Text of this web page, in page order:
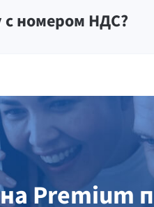
с номером НДС?
Premium